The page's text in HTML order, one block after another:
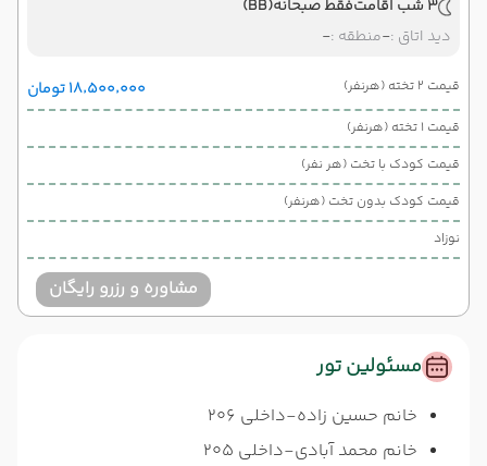
3 شب اقامت
فقط صبحانه(BB)
دید اتاق :-منطقه :-
قیمت 2 تخته (هرنفر) ۱۸٬۵۰۰٬۰۰۰ تومان
قیمت 1 تخته (هرنفر)
قیمت کودک با تخت (هر نفر)
قیمت کودک بدون تخت (هرنفر)
نوزاد
مشاوره و رزرو رایگان
مسئولین تور
خانم حسین زاده-داخلی 206
خانم محمد آبادی-داخلی 205